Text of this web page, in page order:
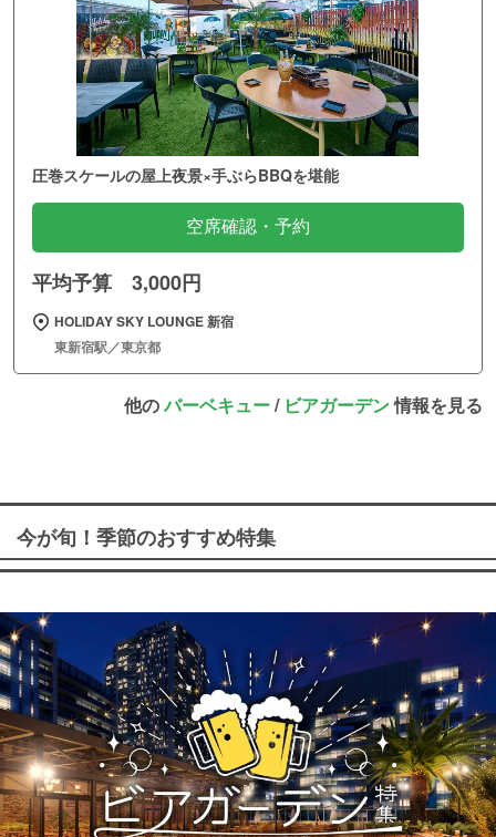
圧巻スケールの屋上夜景×手ぶらBBQを堪能
空席確認・予約
平均予算 3,000円
HOLIDAY SKY LOUNGE 新宿
東新宿駅／東京都
他のバーベキュー/ ビアガーデン情報を見る
今が旬！季節のおすすめ特集